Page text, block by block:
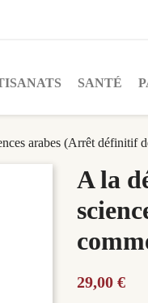
SANTÉ
arabes (Arrêt définitif
A la
29,00 €